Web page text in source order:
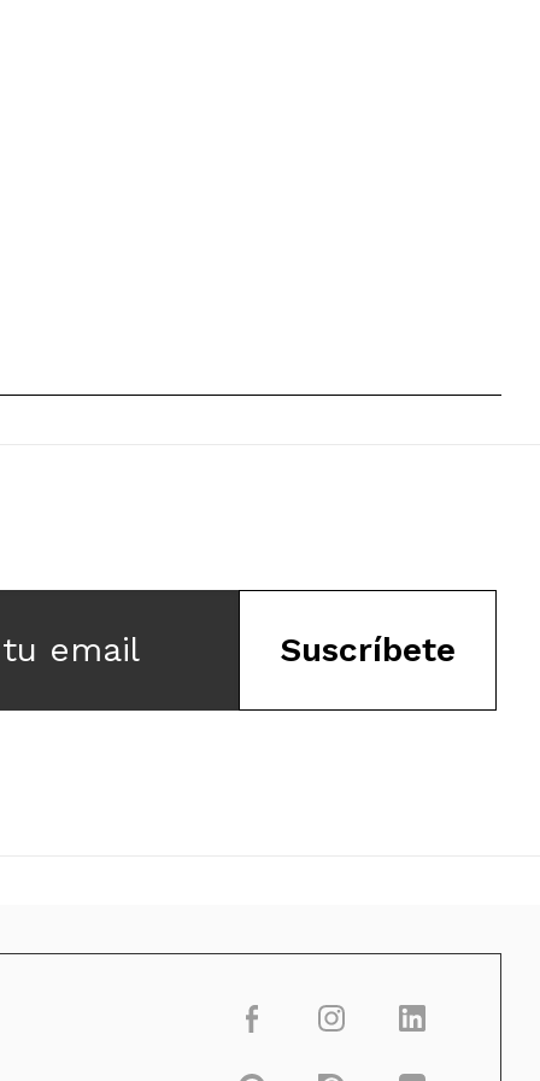
email Suscríbete